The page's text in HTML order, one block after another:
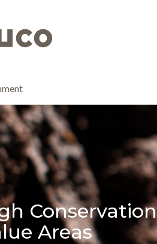
Conservation
Areas